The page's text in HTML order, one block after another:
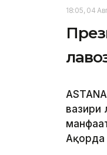
18:05, 04
вазири
Ақорда